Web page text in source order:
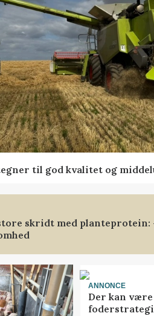
til god kvalitet og
skridt med
ANNONCE
Der kan